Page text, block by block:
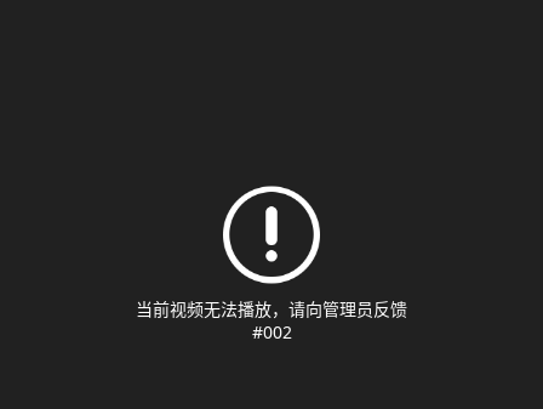
当前视频无法播放，请向管理员反馈
#002